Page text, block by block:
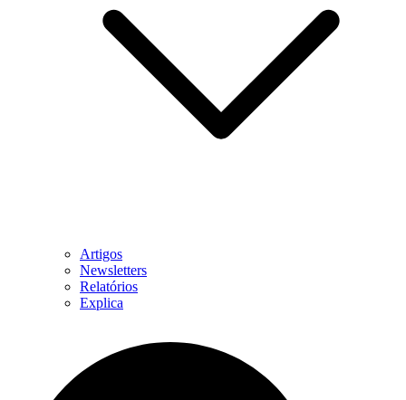
Artigos
Newsletters
Relatórios
Explica